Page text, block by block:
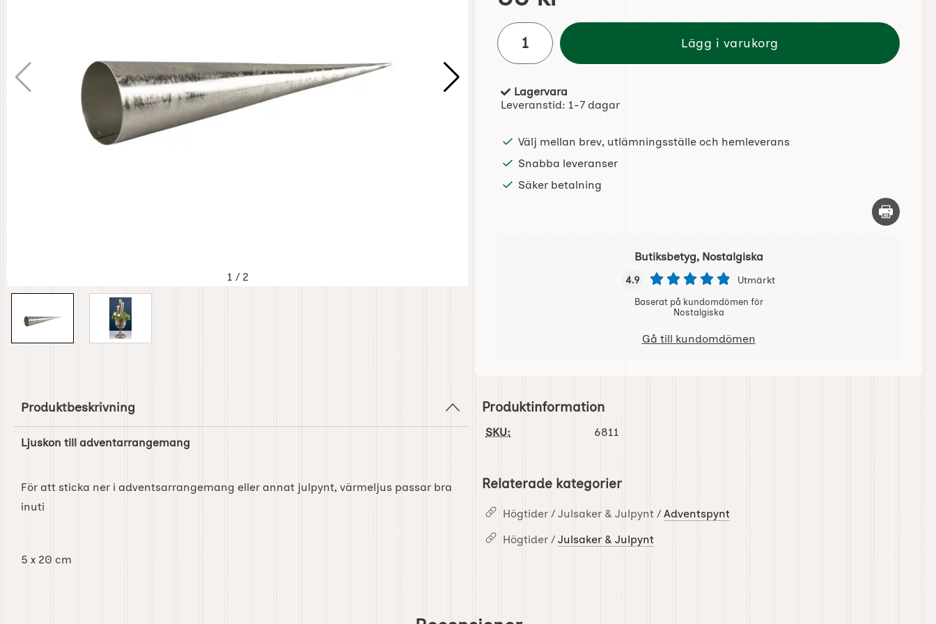
1 / 2
antal
Lägg i varukorg
Tillgänglighet:
Lagervara
Leveranstid: 1-7 dagar
Välj mellan brev, utlämningsställe och hemleverans
Snabba leveranser
Säker betalning
Skriv ut
Butiksbetyg, Nostalgiska
4.9 Utmärkt
Baserat på kundomdömen för
Nostalgiska
Gå till kundomdömen
Produktbeskrivning
Ljuskon till adventarrangemang
För att sticka ner i adventsarrangemang eller annat julpynt, värmeljus passar bra
inuti
5 x 20 cm
Produktinformation
SKU: 6811
Relaterade kategorier
Högtider / Julsaker & Julpynt / Adventspynt
Högtider / Julsaker & Julpynt